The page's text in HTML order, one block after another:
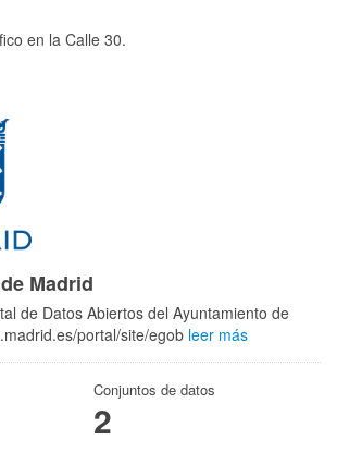
en la Calle 30.
Madrid
de Datos Abiertos del Ayuntamiento de
portal/site/egob leer más
Conjuntos de datos
2